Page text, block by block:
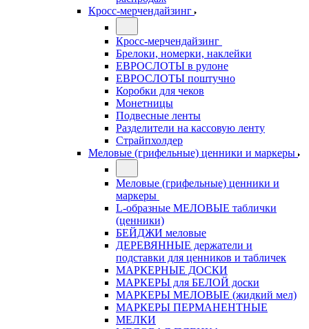
Кросс-мерчендайзинг
Кросс-мерчендайзинг
Брелоки, номерки, наклейки
ЕВРОСЛОТЫ в рулоне
ЕВРОСЛОТЫ поштучно
Коробки для чеков
Монетницы
Подвесные ленты
Разделители на кассовую ленту
Страйпхолдер
Меловые (грифельные) ценники и маркеры
Меловые (грифельные) ценники и
маркеры
L-образные МЕЛОВЫЕ таблички
(ценники)
БЕЙДЖИ меловые
ДЕРЕВЯННЫЕ держатели и
подставки для ценников и табличек
МАРКЕРНЫЕ ДОСКИ
МАРКЕРЫ для БЕЛОЙ доски
МАРКЕРЫ МЕЛОВЫЕ (жидкий мел)
МАРКЕРЫ ПЕРМАНЕНТНЫЕ
МЕЛКИ